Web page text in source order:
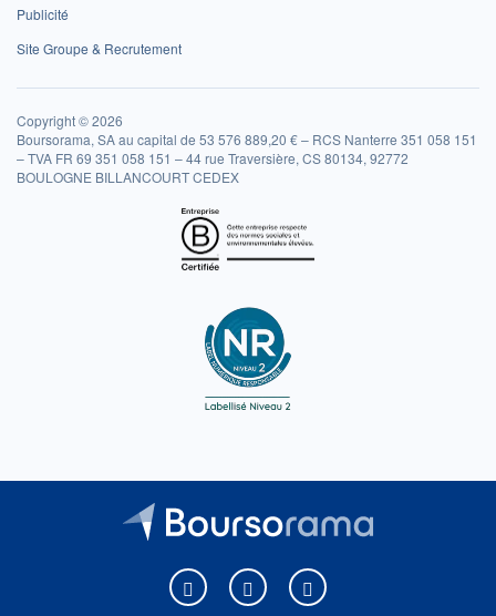
Publicité
Site Groupe & Recrutement
Copyright © 2026
Boursorama, SA au capital de 53 576 889,20 € – RCS Nanterre 351 058 151
– TVA FR 69 351 058 151 – 44 rue Traversière, CS 80134, 92772
BOULOGNE BILLANCOURT CEDEX
Boursorama sur Facebook
Boursorama sur XBoursorama sur